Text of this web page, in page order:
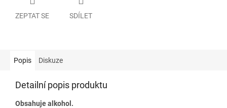
ZEPTAT SE SDÍLET
Popis Diskuze
Detailní popis produktu
Obsahuje alkohol.